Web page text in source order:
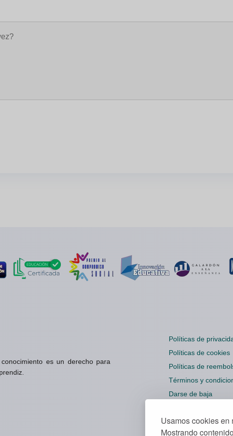
Usamos cookies en
Mostrando
es un derecho para
Políticas de
Políticas de cookies
Políticas de
Términos y
Darse de baja